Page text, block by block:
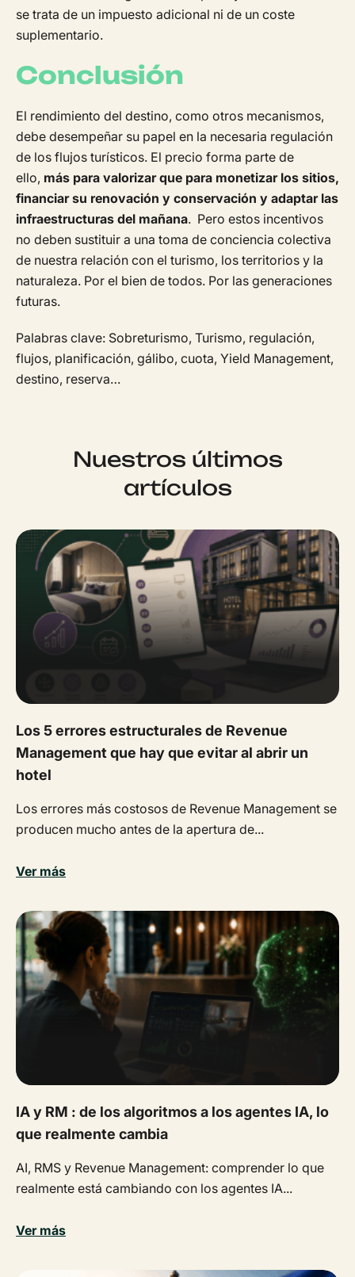
se trata de un impuesto adicional ni de un coste
suplementario.
Conclusión
El rendimiento del destino, como otros mecanismos,
debe desempeñar su papel en la necesaria regulación
de los flujos turísticos. El precio forma parte de
ello, más para valorizar que para monetizar los sitios,
financiar su renovación y conservación y adaptar las
infraestructuras del mañana. Pero estos incentivos
no deben sustituir a una toma de conciencia colectiva
de nuestra relación con el turismo, los territorios y la
naturaleza. Por el bien de todos. Por las generaciones
futuras.
Palabras clave: Sobreturismo, Turismo, regulación,
flujos, planificación, gálibo, cuota, Yield Management,
destino, reserva…
Nuestros últimos
artículos
Los 5 errores estructurales de Revenue
Management que hay que evitar al abrir un
hotel
Los errores más costosos de Revenue Management se
producen mucho antes de la apertura de...
Ver más
IA y RM : de los algoritmos a los agentes IA, lo
que realmente cambia
AI, RMS y Revenue Management: comprender lo que
realmente está cambiando con los agentes IA...
Ver más